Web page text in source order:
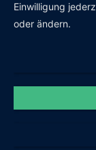
Einwilligung
oder ändern.